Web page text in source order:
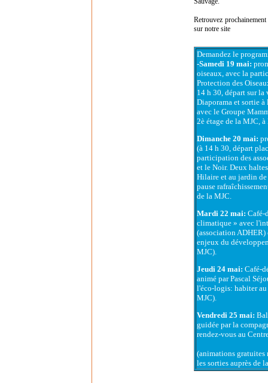
Retrouvez
sur notre site
Demandez le
-Samedi 19 mai:
oiseaux, avec la
Protection des
14 h 30, départ sur
Diaporama et sortie à
avec le Groupe
2è étage de la MJC, à
Dimanche 20 mai:
(à 14 h 30, départ
participation des
et le Noir. Deux
Hilaire et au jardin
pause
de la MJC.
Mardi 22 mai: Café-
climatique » avec
(association
enjeux du
MJC).
Jeudi 24 mai: Café-
animé par Pascal
l'éco-logis: habiter au
MJC).
Vendredi 25 mai:
guidée par la
rendez-vous au
(animations gratuites
les sorties auprès de